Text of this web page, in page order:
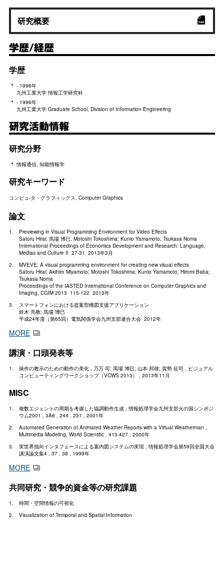
研究概要
学歴/経歴
学歴
- 1996年
九州工業大学 情報工学研究科
- 1996年
九州工業大学 Graduate School, Division of Information Engineering
研究活動情報
研究分野
情報通信, 知能情報学
研究キーワード
コンピュ-タ・グラフィックス, Computer Graphics
論文
Previewing in Visual Programming Environment for Video Effects
Satoru Hirai; 馬場 博巳; Motoshi Tokoshima; Kunio Yamamoto; Tsukasa Noma
International Proceedings of Economics Development and Research: Language,
Medias and Culture II 27-31 2013年3月
MVEVE: A visual programming environment for creating new visual effects
Satoru Hirai; Akihiro Miyamoto; Motoshi Tokoshima; Kunio Yamamoto; Hiromi Baba;
Tsukasa Noma
Proceedings of the IASTED International Conference on Computer Graphics and
Imaging, CGIM 2013 115-122 2013年
スマートフォンにおける提案型構図支援アプリケーション
鈴木 亮教; 馬場 博巳
平成24年度（第65回）電気関係学会九州支部連合大会 2012年
MORE
講演・口頭発表等
操作の教示のための動作の美化 , 乃万 司; 馬場 博巳; 山本 邦雄; 賀勢 征司 , ビジュアル
コンピューティングワークショップ（VCWS 2013） , 2013年11月
MISC
複数エジェントの周期を考慮した協調動作生成 , 情報処理学会九州支部火の国シンポジ
ウム2001 , 3A6 , 244 , 231 , 2001年
Automated Generation of Animated Weather Reports with a Virtual Weatherman ,
Multimedia Modeling, World Scientific , 413-427 , 2000年
実世界指向インタフェースによる案内図システムの実現 , 情報処理学会第59回全国大会
講演論文集4 , 37 , 38 , 1999年
MORE
共同研究・競争的資金等の研究課題
時間・空間情報の可視化
Visualization of Temporal and Spatial Information